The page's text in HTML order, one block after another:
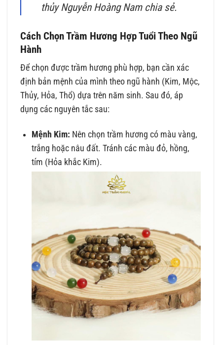
thủy Nguyễn Hoàng Nam chia sẻ.
Cách Chọn Trầm Hương Hợp Tuổi Theo Ngũ
Hành
Để chọn được trầm hương phù hợp, bạn cần xác
định bản mệnh của mình theo ngũ hành (Kim, Mộc,
Thủy, Hỏa, Thổ) dựa trên năm sinh. Sau đó, áp
dụng các nguyên tắc sau:
Mệnh Kim: Nên chọn trầm hương có màu vàng,
trắng hoặc nâu đất. Tránh các màu đỏ, hồng,
tím (Hỏa khắc Kim).